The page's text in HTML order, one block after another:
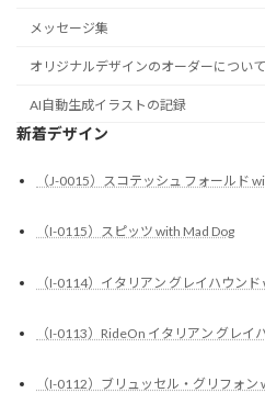
メッセージ集
オリジナルデザインのオーダーについて
AI自動生成イラストの記録
新着デザイン
（J-0015）スコテッシュ フォールド
（I-0115）スピッツ with Mad Dog
（I-0114）イタリアン グレイハウン
（I-0113）RideOn イタリアン グレイ
（I-0112）ブリュッセル・グリフォン